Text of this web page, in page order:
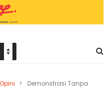
Opini >
Demonstrasi Tanpa